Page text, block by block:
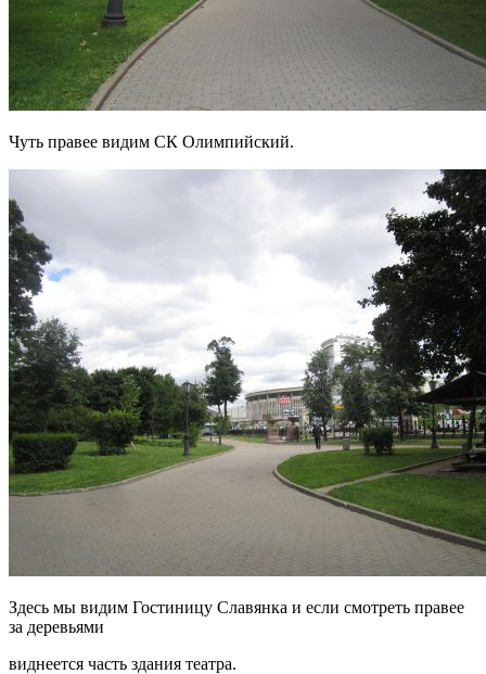
Чуть правее видим СК Олимпийский.
Здесь мы видим Гостиницу Славянка и если смотреть правее
за деревьями
виднеется часть здания театра.